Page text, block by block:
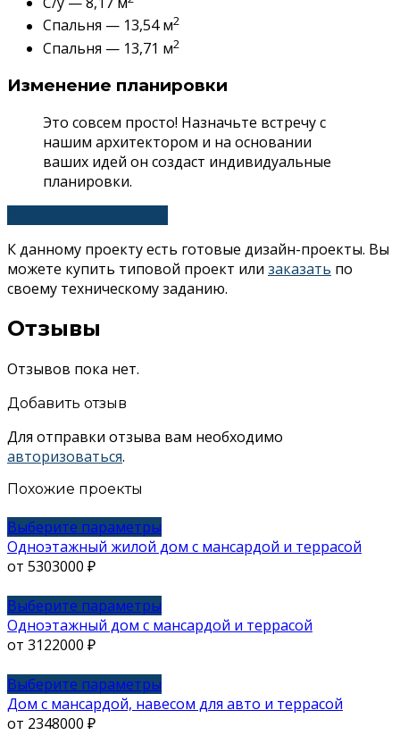
Спальня — 13,54 м2
Спальня — 13,71 м2
Изменение планировки
Это совсем просто! Назначьте встречу с
нашим архитектором и на основании
ваших идей он создаст индивидуальные
планировки.
К данному проекту есть готовые дизайн-проекты. Вы
можете купить типовой проект или заказать по
своему техническому заданию.
Отзывы
Отзывов пока нет.
Добавить отзыв
Для отправки отзыва вам необходимо
авторизоваться.
Похожие проекты
Выберите параметры
товар
Опции
странице
Одноэтажный жилой дом с мансардой и террасой
от 5303000 ₽
Выберите параметры
товар
Опции
Одноэтажный дом с мансардой и террасой
от 3122000 ₽
Выберите параметры
товар
Дом с мансардой, навесом для авто и террасой
от 2348000 ₽